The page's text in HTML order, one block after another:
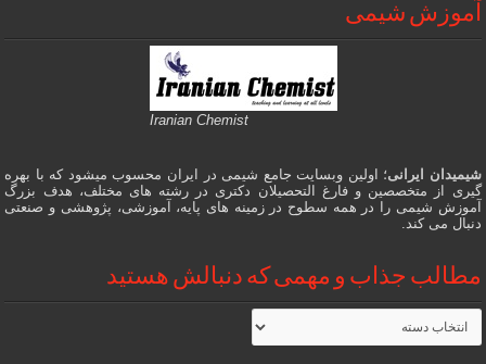
آموزش شیمی
Iranian Chemist
شیمیدان ایرانی؛ اولین وبسایت جامع شیمی در ایران محسوب میشود که با بهره
گیری از متخصصین و فارغ التحصیلان دکتری در رشته های مختلف، هدف بزرگ
آموزش شیمی را در همه سطوح در زمینه های پایه، آموزشی، پژوهشی و صنعتی
دنبال می کند.
مطالب جذاب و مهمی که دنبالش هستید
مطالب
جذاب
و